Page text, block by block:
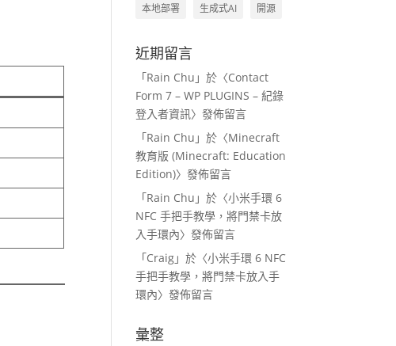
本地部署
生成式AI 開源
近期留言
「Rain Chu 」於〈Contact
Form 7 – WP PLUGINS – 紀錄
登入者資訊〉發佈留言
「Rain Chu 」於〈Minecraft
教育版 (Minecraft: Education
Edition)〉發佈留言
「Rain Chu 」於〈小米手環 6
NFC 手把手教學，將門禁卡放
入手環內〉發佈留言
「Craig 」於〈小米手環 6 NFC
手把手教學，將門禁卡放入手
環內〉發佈留言
彙整